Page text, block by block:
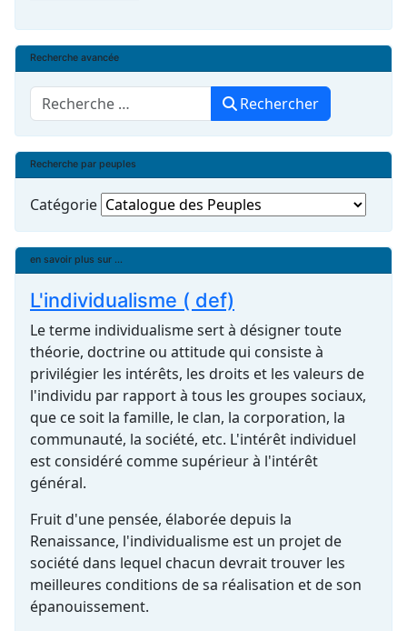
Recherche avancée
Rechercher Rechercher
Recherche par peuples
Catégorie
en savoir plus sur ...
L'individualisme ( def)
Le terme individualisme sert à désigner toute
théorie, doctrine ou attitude qui consiste à
privilégier les intérêts, les droits et les valeurs de
l'individu par rapport à tous les groupes sociaux,
que ce soit la famille, le clan, la corporation, la
communauté, la société, etc. L'intérêt individuel
est considéré comme supérieur à l'intérêt
général.
Fruit d'une pensée, élaborée depuis la
Renaissance, l'individualisme est un projet de
société dans lequel chacun devrait trouver les
meilleures conditions de sa réalisation et de son
épanouissement.